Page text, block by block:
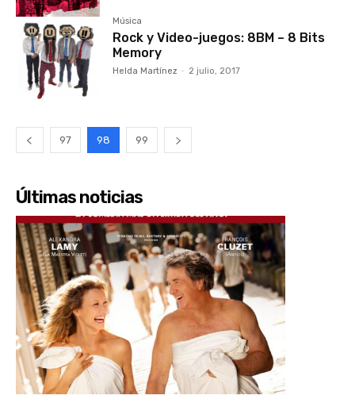
Música
Rock y Video-juegos: 8BM – 8 Bits
Memory
Helda Martínez - 2 julio, 2017
97 98 99
Últimas noticias